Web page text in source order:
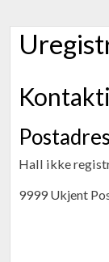
Hall ikke
9999 Ukjent